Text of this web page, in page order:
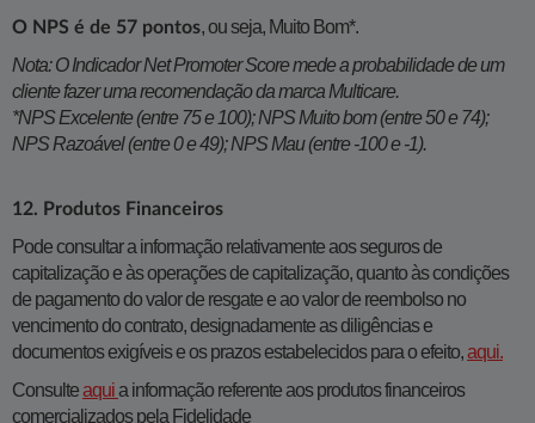
O NPS é de 57 pontos, ou seja, Muito Bom*.
Nota: O Indicador Net Promoter Score mede a probabilidade de um
cliente fazer uma recomendação da marca Multicare.
*NPS Excelente (entre 75 e 100); NPS Muito bom (entre 50 e 74);
NPS Razoável (entre 0 e 49); NPS Mau (entre -100 e -1).
12. Produtos Financeiros
Pode consultar a informação relativamente aos seguros de
capitalização e às operações de capitalização, quanto às condições
de pagamento do valor de resgate e ao valor de reembolso no
vencimento do contrato, designadamente as diligências e
documentos exigíveis e os prazos estabelecidos para o efeito,aqui.​​​
Consulteaquia informação referente aos produtos financeiros
comercializados pela Fidelidade